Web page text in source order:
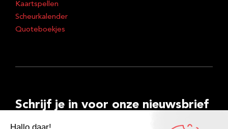
Kaartspellen
Scheurkalender
Quoteboekjes
Schrijf je in voor onze nieuwsbrief